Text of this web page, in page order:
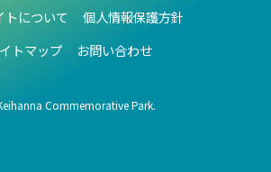
トについて
個人情報保護方針
トマップ
お問い合わせ
Commemorative Park.